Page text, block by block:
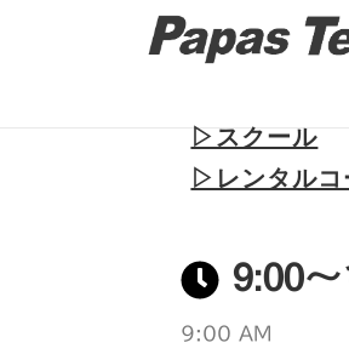
▷スクール
▷レンタルコ
9:00
9:00 AM